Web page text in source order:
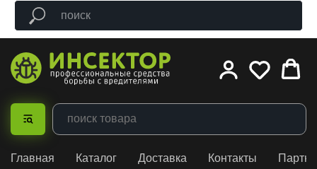
Главная Каталог Доставка Контакты